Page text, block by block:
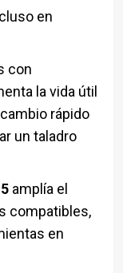
en
con
la vida útil
rápido
un taladro
amplía el
compatibles,
en